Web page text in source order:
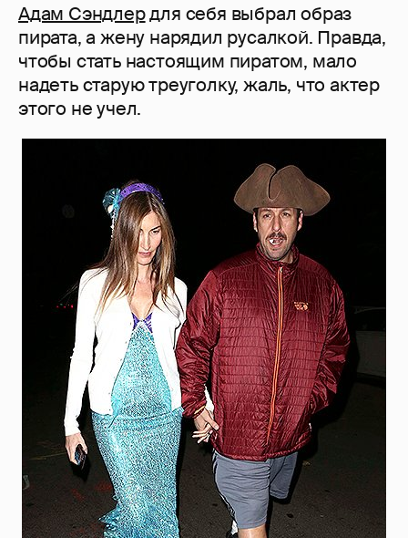
Адам Сэндлердля себя выбрал образ
пирата, а жену нарядил русалкой. Правда,
чтобы стать настоящим пиратом, мало
надеть старую треуголку, жаль, что актер
этого не учел.